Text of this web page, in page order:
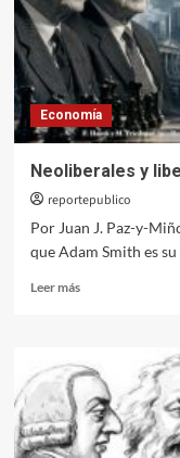
Economía
Neoliberales y
reportepublico
Por Juan J. Paz-y-
que Adam Smith es
Leer másLeer
y
libertarios
por
América
Latina